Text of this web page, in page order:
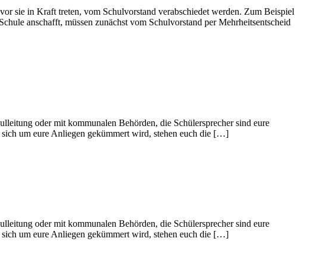
sie in Kraft treten, vom Schulvorstand verabschiedet werden. Zum Beispiel
anschafft, müssen zunächst vom Schulvorstand per Mehrheitsentscheid
oder mit kommunalen Behörden, die Schülersprecher sind eure
um eure Anliegen gekümmert wird, stehen euch die […]
oder mit kommunalen Behörden, die Schülersprecher sind eure
um eure Anliegen gekümmert wird, stehen euch die […]